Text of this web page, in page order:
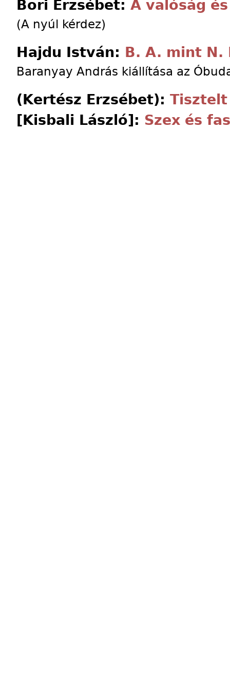
Bori Erzsébet: A valóság
(A nyúl kérdez)
Hajdu István: B. A. mint N.
Baranyay András kiállítása az
(Kertész Erzsébet): Tisztelt
[Kisbali László]: Szex és